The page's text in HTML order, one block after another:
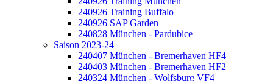
240926 Training Buffalo
240926 SAP Garden
240828 München - Pardubice
Saison 2023-24
240407 München - Bremerhaven HF4
240403 München - Bremerhaven HF2
240324 München - Wolfsburg VF4